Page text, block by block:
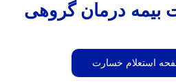
بیمه درمان گروهی
استعلام خسارت